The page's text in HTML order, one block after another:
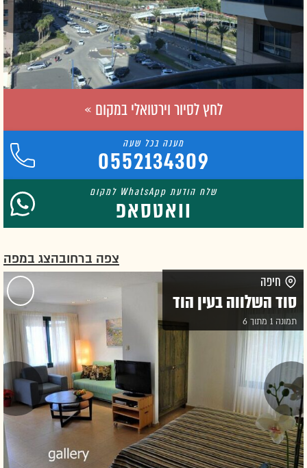
לחץ לסיור וירטואלי במקום »
0552134309
וואטסאפ
צפה ברחובהצג במפה
חיפה
סוד השלווה בעין הוד
תמונה 1 מתוך 6